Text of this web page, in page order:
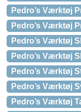
Pedro’s Værktøj
Pedro’s Værktøj
Pedro’s Værktøj
Pedro’s Værktøj
Pedro’s Værktøj
Pedro’s Værktøj
Pedro’s Værktøj